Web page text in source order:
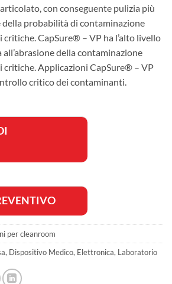
con conseguente pulizia più
probabilità di contaminazione
CapSure® – VP ha l’alto livello
della contaminazione
critiche. Applicazioni CapSure® – VP
critico dei contaminanti.
per cleanroom
, Dispositivo Medico, Elettronica, Laboratorio